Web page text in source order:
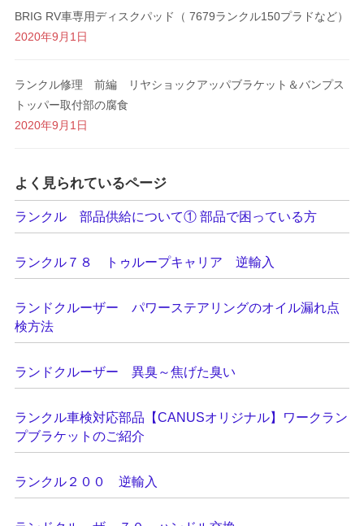
BRIG RV車専用ディスクパッド（ 7679ランクル150プラドなど）
2020年9月1日
ランクル修理 前編 リヤショックアッパブラケット＆バンプス
トッパー取付部の腐食
2020年9月1日
よく見られているページ
ランクル 部品供給について① 部品で困っている方
ランクル７８ トゥループキャリア 逆輸入
ランドクルーザー パワーステアリングのオイル漏れ点
検方法
ランドクルーザー 異臭～焦げた臭い
ランクル車検対応部品【CANUSオリジナル】ワークラン
プブラケットのご紹介
ランクル２００ 逆輸入